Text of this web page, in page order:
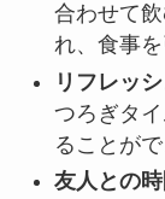
合わせて
れ、食事
リフレッ
つろぎタ
ることがで
友人との時